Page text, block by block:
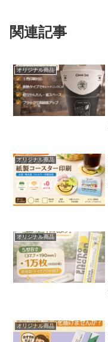
関連記事
オリジナル商品
オリジナル商品
オリジナル商品
オリジナル商品